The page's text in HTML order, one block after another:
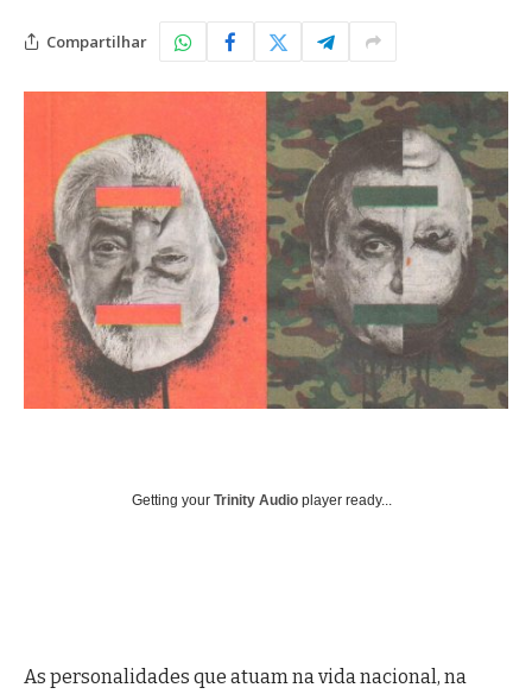
Compartilhar
Getting your Trinity Audio player ready...
As personalidades que atuam na vida nacional, na